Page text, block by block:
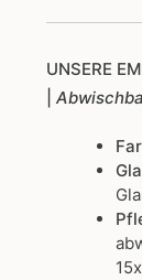
UNSERE